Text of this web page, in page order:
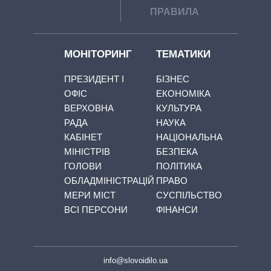
ПРАВИЛА
МОНІТОРИНГ
ПРЕЗИДЕНТ І
ОФІС
ВЕРХОВНА
РАДА
КАБІНЕТ
МІНІСТРІВ
ГОЛОВИ
ОБЛАДМІНІСТРАЦІЙ
МЕРИ МІСТ
ВСІ ПЕРСОНИ
ТЕМАТИКИ
БІЗНЕС
ЕКОНОМІКА
КУЛЬТУРА
НАУКА
НАЦІОНАЛЬНА
БЕЗПЕКА
ПОЛІТИКА
ПРАВО
СУСПІЛЬСТВО
ФІНАНСИ
info@slovoidilo.ua